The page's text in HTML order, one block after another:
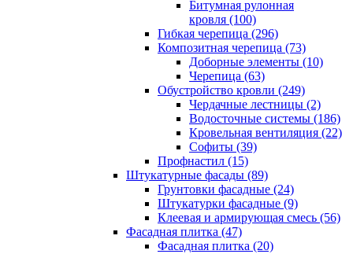
Битумная рулонная
кровля (100)
Гибкая черепица (296)
Композитная черепица (73)
Доборные элементы (10)
Черепица (63)
Обустройство кровли (249)
Чердачные лестницы (2)
Водосточные системы (186)
Кровельная вентиляция (22)
Cофиты (39)
Профнастил (15)
Штукатурные фасады (89)
Грунтовки фасадные (24)
Штукатурки фасадные (9)
Клеевая и армирующая смесь (56)
Фасадная плитка (47)
Фасадная плитка (20)